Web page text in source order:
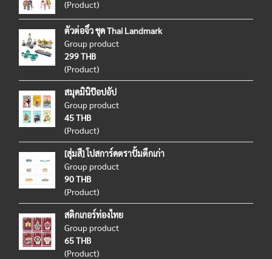
(Product)
ตัวต่อจิ๋ว ชุด Thai Landmark
Group product
299 THB
(Product)
สมุดมินิป๊อปอัป
Group product
45 THB
(Product)
[สุ่มสี] โปสการ์ดตราปั้มตึกเก่า
Group product
90 THB
(Product)
สติกเกอร์ท่องไทย
Group product
65 THB
(Product)